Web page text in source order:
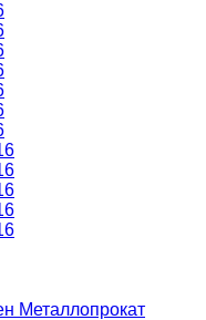
Металлопрокат